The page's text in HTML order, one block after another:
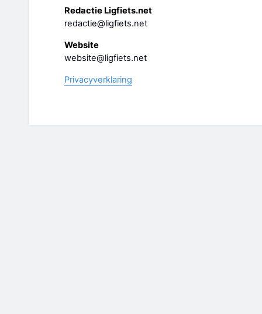
Redactie Ligfiets.net
redactie@ligfiets.net
Website
website@ligfiets.net
Privacyverklaring